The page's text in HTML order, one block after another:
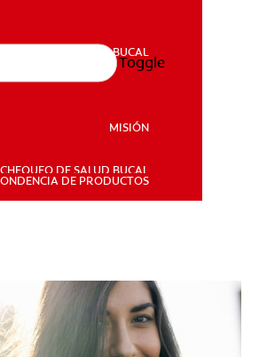
SALUD BUCAL
PROMOCIONES
SALUD BUCAL
MISIÓN
CHEQUEO DE SALUD BUCAL
DE PRODUCTOS
Toggle